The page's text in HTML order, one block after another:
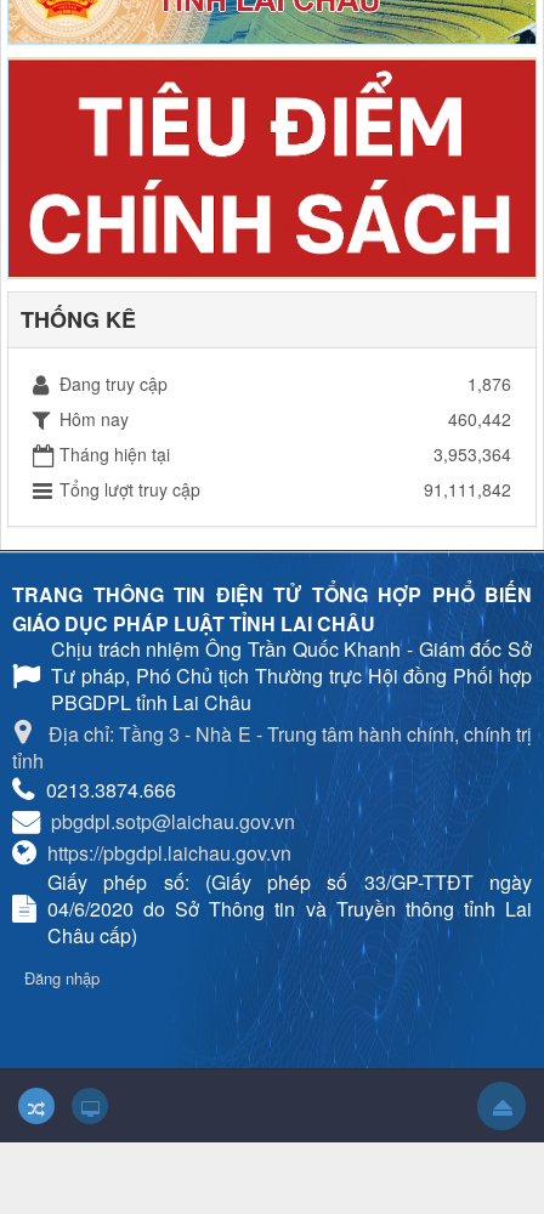
THỐNG KÊ
Đang truy cập
1,876
Hôm nay
460,442
Tháng hiện tại
3,953,364
Tổng lượt truy cập
91,111,842
TRANG THÔNG TIN ĐIỆN TỬ TỔNG HỢP PHỔ BIẾN
GIÁO DỤC PHÁP LUẬT TỈNH LAI CHÂU
Chịu trách nhiệmÔng Trần Quốc Khanh - Giám đốc Sở
Tư pháp, Phó Chủ tịch Thường trực Hội đồng Phối hợp
PBGDPL tỉnh Lai Châu
Địa chỉ: Tầng 3 - Nhà E - Trung tâm hành chính, chính trị
tỉnh
0213.3874.666
pbgdpl.sotp@laichau.gov.vn
https://pbgdpl.laichau.gov.vn
Giấy phép số: (Giấy phép số 33/GP-TTĐT ngày
04/6/2020 do Sở Thông tin và Truyền thông tỉnh Lai
Châu cấp)
Đăng nhập